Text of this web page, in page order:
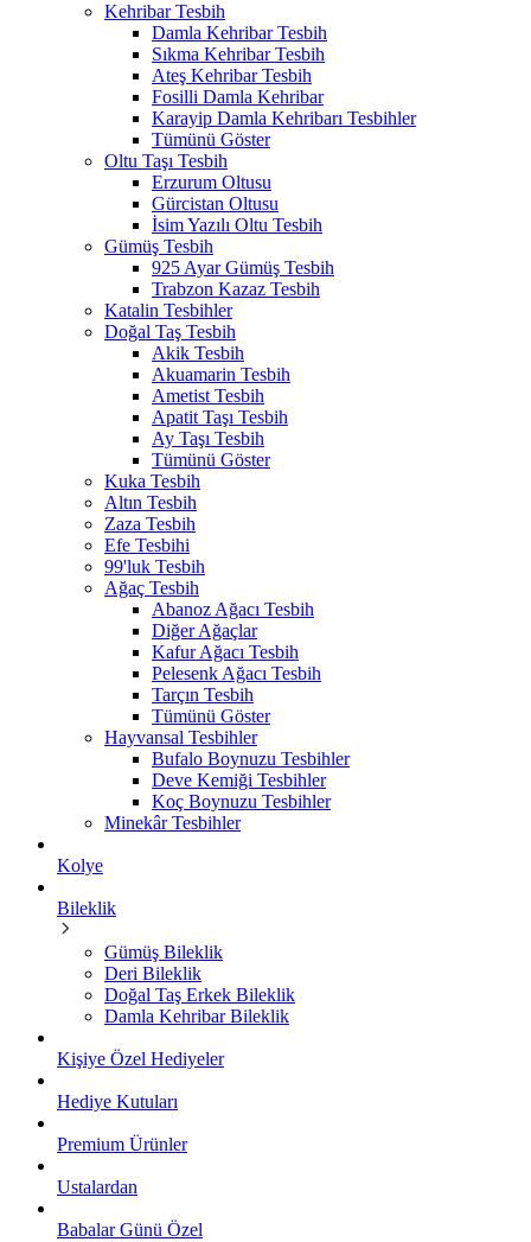
Kehribar Tesbih
Damla Kehribar Tesbih
Sıkma Kehribar Tesbih
Ateş Kehribar Tesbih
Fosilli Damla Kehribar
Karayip Damla Kehribarı Tesbihler
Tümünü Göster
Oltu Taşı Tesbih
Erzurum Oltusu
Gürcistan Oltusu
İsim Yazılı Oltu Tesbih
Gümüş Tesbih
925 Ayar Gümüş Tesbih
Trabzon Kazaz Tesbih
Katalin Tesbihler
Doğal Taş Tesbih
Akik Tesbih
Akuamarin Tesbih
Ametist Tesbih
Apatit Taşı Tesbih
Ay Taşı Tesbih
Tümünü Göster
Kuka Tesbih
Altın Tesbih
Zaza Tesbih
Efe Tesbihi
99'luk Tesbih
Ağaç Tesbih
Abanoz Ağacı Tesbih
Diğer Ağaçlar
Kafur Ağacı Tesbih
Pelesenk Ağacı Tesbih
Tarçın Tesbih
Tümünü Göster
Hayvansal Tesbihler
Bufalo Boynuzu Tesbihler
Deve Kemiği Tesbihler
Koç Boynuzu Tesbihler
Minekâr Tesbihler
Kolye
Bileklik
Gümüş Bileklik
Deri Bileklik
Doğal Taş Erkek Bileklik
Damla Kehribar Bileklik
Kişiye Özel Hediyeler
Hediye Kutuları
Premium Ürünler
Ustalardan
Babalar Günü Özel